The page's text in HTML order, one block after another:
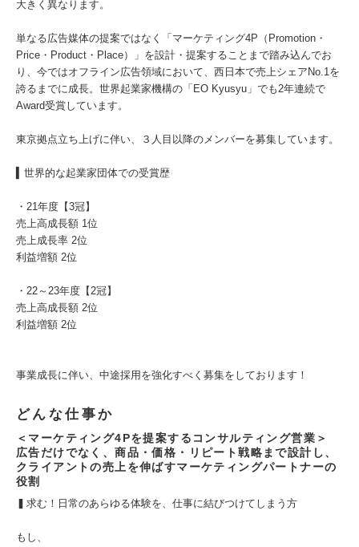
大きく異なります。
単なる広告媒体の提案ではなく「マーケティング4P（Promotion・
Price・Product・Place）」を設計・提案することまで踏み込んでお
り、今ではオフライン広告領域において、西日本で売上シェアNo.1を
誇るまでに成長。世界起業家機構の「EO Kyusyu」でも2年連続で
Award受賞しています。
東京拠点立ち上げに伴い、３人目以降のメンバーを募集しています。
▍世界的な起業家団体での受賞歴
・21年度【3冠】
売上高成長額 1位
売上成長率 2位
利益増額 2位
・22～23年度【2冠】
売上高成長額 2位
利益増額 2位
事業成長に伴い、中途採用を強化すべく募集をしております！
どんな仕事か
＜マーケティング4Pを提案するコンサルティング営業＞
広告だけでなく、商品・価格・リピート戦略まで設計し、
クライアントの売上を伸ばすマーケティングパートナーの
役割
▍求む！日常のあらゆる体験を、仕事に結びつけてしまう方
もし、